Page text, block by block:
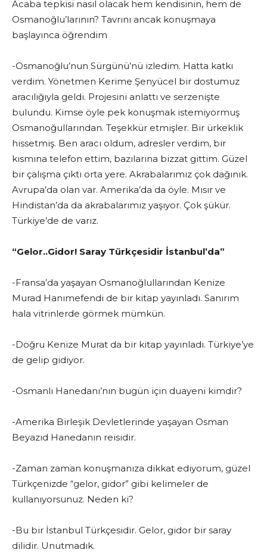
Acaba tepkisi nasıl olacak hem kendisinin, hem de
Osmanoğlu’larının? Tavrını ancak konuşmaya
başlayınca öğrendim
-Osmanoğlu’nun Sürgünü’nü izledim. Hatta katkı
verdim. Yönetmen Kerime Şenyücel bir dostumuz
aracılığıyla geldi. Projesini anlattı ve serzenişte
bulundu. Kimse öyle pek konuşmak istemiyormuş
Osmanoğullarından. Teşekkür etmişler. Bir ürkeklik
hissetmiş. Ben aracı oldum, adresler verdim, bir
kısmına telefon ettim, bazılarına bizzat gittim. Güzel
bir çalışma çıktı orta yere. Akrabalarımız çok dağınık.
Avrupa’da olan var. Amerika’da da öyle. Mısır ve
Hindistan’da da akrabalarımız yaşıyor. Çok şükür.
Türkiye’de de varız.
“Gelor..Gidor! Saray Türkçesidir İstanbul’da”
-Fransa’da yaşayan Osmanoğlullarından Kenize
Murad Hanımefendi de bir kitap yayınladı. Sanırım
hala vitrinlerde görmek mümkün.
-Doğru Kenize Murat da bir kitap yayınladı. Türkiye’ye
de gelip gidiyor.
-Osmanlı Hanedanı’nın bugün için duayeni kimdir?
-Amerika Birleşik Devletlerinde yaşayan Osman
Beyazıd Hanedanın reisidir.
-Zaman zaman konuşmanıza dikkat ediyorum, güzel
Türkçenizde “gelor, gidor” gibi kelimeler de
kullanıyorsunuz. Neden ki?
-Bu bir İstanbul Türkçesidir. Gelor, gidor bir saray
dilidir. Unutmadık.